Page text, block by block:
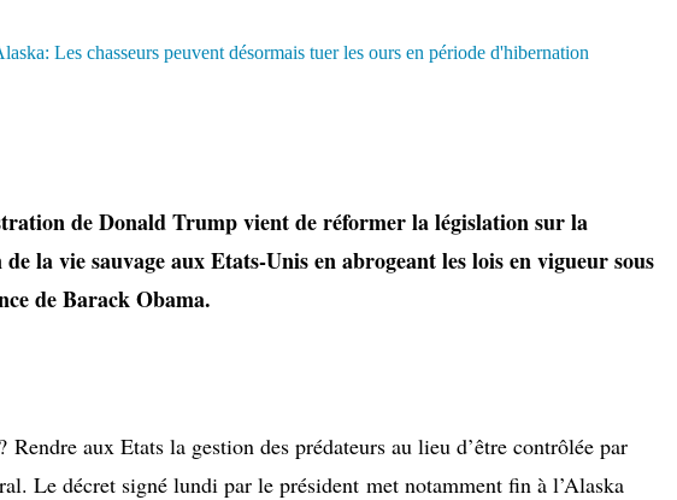
de Donald Trump vient de réformer la législation sur la
la vie sauvage aux Etats-Unis en abrogeant les lois en vigueur sous
de Barack Obama.
Rendre aux Etats la gestion des prédateurs au lieu d’être contrôlée par
Le décret signé lundi par le président met notamment fin à l’Alaska